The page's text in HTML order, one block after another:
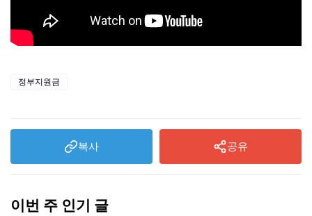
정부지원금
복사 공유
이번 주 인기 글